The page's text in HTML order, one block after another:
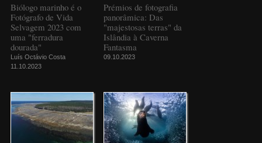
Biólogo marinho é o
Fotógrafo de Vida
Selvagem 2023 com
uma "ferradura
dourada"
Luís Octávio Costa
11.10.2023
Prémios de fotografia
panorâmica: Das
"majestosas terras" da
Islândia à Caverna
Fantasma
09.10.2023